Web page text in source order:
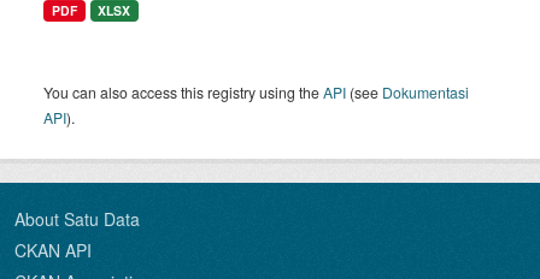
PDF XLSX
You can also access this registry using theAPI (see Dokumentasi
API).
About Satu Data
CKAN API